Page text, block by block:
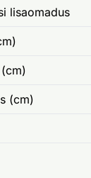
lisaomadus
(cm)